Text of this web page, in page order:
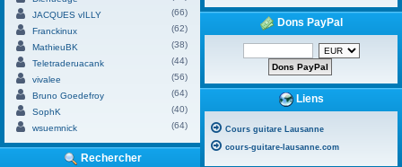
JACQUES vILLY
(66)
Franckinux
(62)
MathieuBK
(38)
Teletraderuacank
(44)
vivalee
(56)
Bruno Goedefroy
(64)
SophK
(40)
wsuemnick
(64)
Rechercher
Dons PayPal
Liens
Cours guitare Lausanne
cours-guitare-lausanne.com